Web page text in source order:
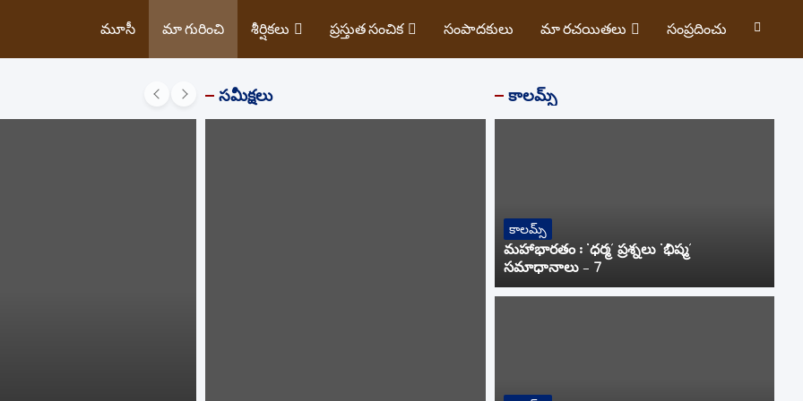
మూసీ మా గురించి శీర్షికలు ప్రస్తుత సంచిక సంపాదకులు మా రచయితలు సంప్రదించు
సమీక్షలు కాలమ్స్
కాలమ్స్
మహాభారతం : ‘ధర్మ’ ప్రశ్నలు ‘భీష్మ’
సమాధానాలు – 7